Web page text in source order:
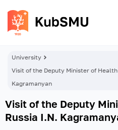
University
Visit of the Deputy Minister of Health
Kagramanyan
Visit of the Deputy
Russia I.N.